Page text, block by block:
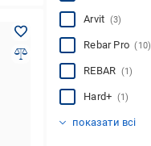
Arvit (3)
Rebar Pro(10)
REBAR (1)
Hard+ (1)
показати всі